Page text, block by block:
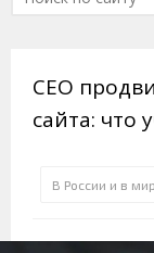
СЕО
сайта: что
В России и в